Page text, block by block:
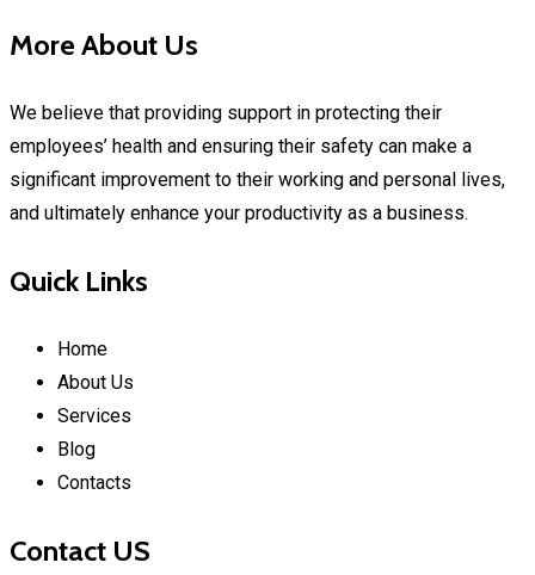
More About Us
We believe that providing support in protecting their
employees’ health and ensuring their safety can make a
significant improvement to their working and personal lives,
and ultimately enhance your productivity as a business.
Quick Links
Home
About Us
Services
Blog
Contacts
Contact US